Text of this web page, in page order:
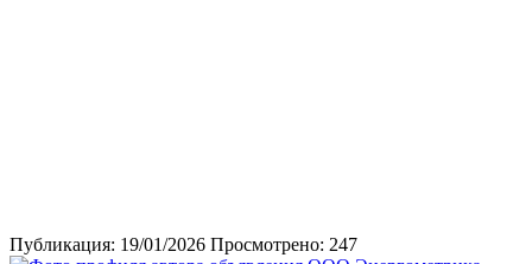
Публикация: 19/01/2026 Просмотрено: 247